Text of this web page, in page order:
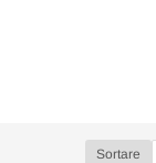
Sortare